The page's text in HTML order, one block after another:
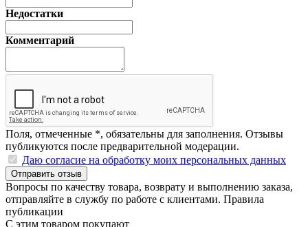
Недостатки
Комментарий
Поля, отмеченные *, обязательны для заполнения. Отзывы
публикуются после предварительной модерации.
Даю согласие на обработку моих персональных данных
Отправить отзыв
Вопросы по качеству товара, возврату и выполнению заказа,
отправляйте в службу по работе с клиентами. Правила
публикации
С этим товаром покупают